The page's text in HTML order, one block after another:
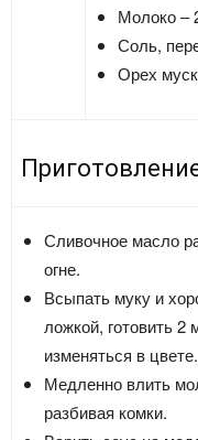
Молоко –
Соль,
Орех
Сливочное масло
огне.
Всыпать муку и
ложкой, готовить 2
изменяться в цвете.
Медленно влить
разбивая комки.